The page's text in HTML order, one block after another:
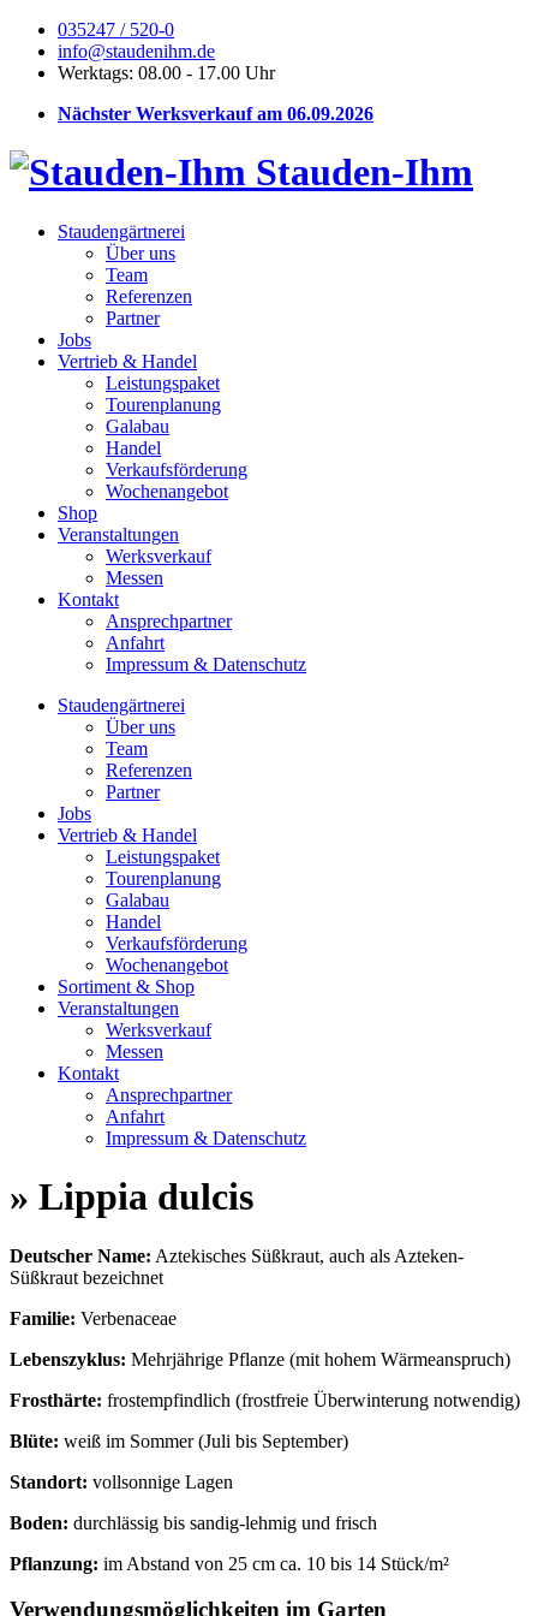
035247 / 520-0
info@staudenihm.de
Werktags: 08.00 - 17.00 Uhr
Nächster Werksverkauf am 06.09.2026
Stauden-Ihm
Staudengärtnerei
Über uns
Team
Referenzen
Partner
Jobs
Vertrieb & Handel
Leistungspaket
Tourenplanung
Galabau
Handel
Verkaufsförderung
Wochenangebot
Shop
Veranstaltungen
Werksverkauf
Messen
Kontakt
Ansprechpartner
Anfahrt
Impressum & Datenschutz
Staudengärtnerei
Über uns
Team
Referenzen
Partner
Jobs
Vertrieb & Handel
Leistungspaket
Tourenplanung
Galabau
Handel
Verkaufsförderung
Wochenangebot
Sortiment & Shop
Veranstaltungen
Werksverkauf
Messen
Kontakt
Ansprechpartner
Anfahrt
Impressum & Datenschutz
» Lippia dulcis
Deutscher Name: Aztekisches Süßkraut, auch als Azteken-
Süßkraut bezeichnet
Familie: Verbenaceae
Lebenszyklus: Mehrjährige Pflanze (mit hohem Wärmeanspruch)
Frosthärte: frostempfindlich (frostfreie Überwinterung notwendig)
Blüte: weiß im Sommer (Juli bis September)
Standort: vollsonnige Lagen
Boden: durchlässig bis sandig-lehmig und frisch
Pflanzung: im Abstand von 25 cm ca. 10 bis 14 Stück/m²
Verwendungsmöglichkeiten im Garten